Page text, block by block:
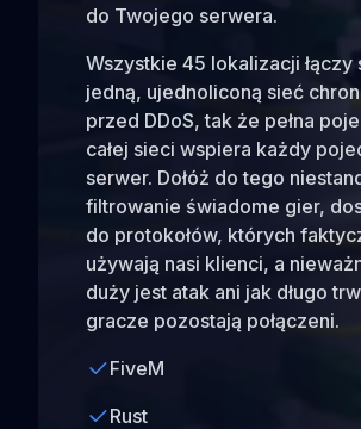
do Twojego serwera.
Wszystkie 45 lokalizacji łączy
jedną, ujednoliconą sieć
przed DDoS, tak że pełna
całej sieci wspiera każdy
serwer. Dołóż do tego
filtrowanie świadome gier,
do protokołów, których
używają nasi klienci, a
duży jest atak ani jak długo
gracze pozostają połączeni.
FiveM
Rust